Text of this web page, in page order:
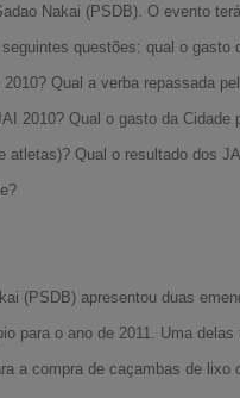
Nakai (PSDB). O evento
questões: qual o gasto
Qual a verba repassada
2010? Qual o gasto da Cidade
atletas)? Qual o resultado dos
(PSDB) apresentou duas
para o ano de 2011. Uma delas
a compra de caçambas de lixo